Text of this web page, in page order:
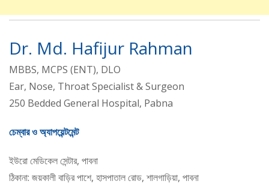
Dr. Md. Hafijur Rahman
MBBS, MCPS (ENT), DLO
Ear, Nose, Throat Specialist & Surgeon
250 Bedded General Hospital, Pabna
চেম্বার ও অ্যাপয়েন্টমেন্ট
ইউরো মেডিকেল সেন্টার, পাবনা
ঠিকানা: জয়কালী বাড়ির পাশে, হাসপাতাল রোড, শালগাড়িয়া, পাবনা